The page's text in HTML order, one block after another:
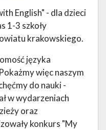
English" - dla dzieci
1-3 szkoły
krakowskiego.
języka
więc naszym
do nauki -
w wydarzeniach
oraz
konkurs "My